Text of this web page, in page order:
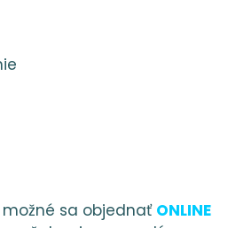
údajov v súlade s
pri spracúvaní osobných
len „nariadenie o
a doplnení
súvislosti s osobnými
sa objednať ONLINE